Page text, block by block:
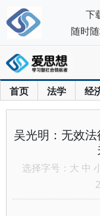
首页 法学 经
吴光明：无效
选择字号： 大 中
下
随时